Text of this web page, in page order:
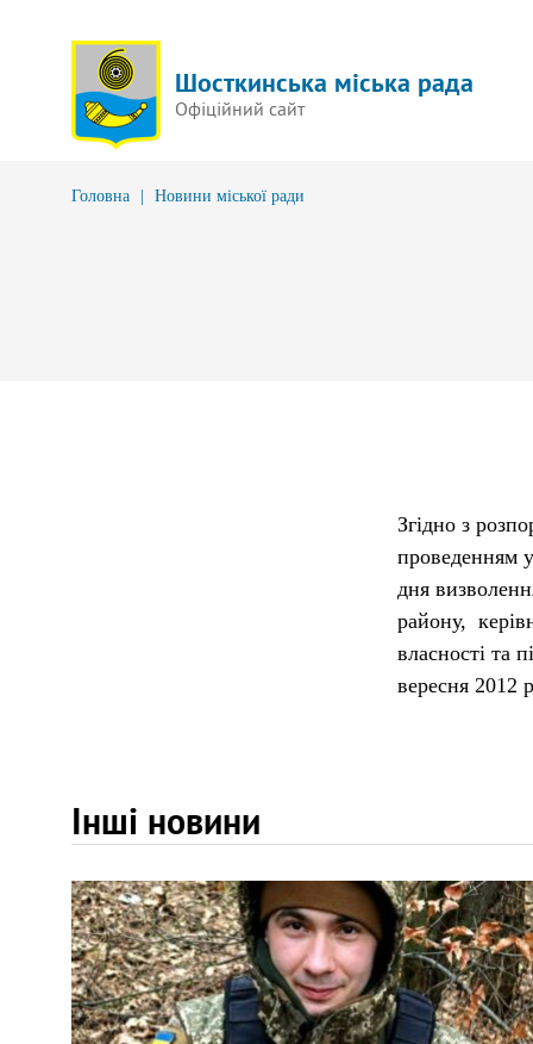
Шосткинська міська рада
Офіційний сайт
Головна Новини міської ради
Згідно з
проведенням
дня
району,
власності та
вересня 2012
Інші новини